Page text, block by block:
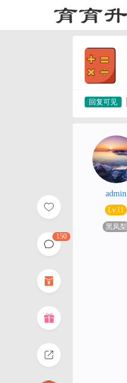
150
admin
Lv.11
黑凤梨